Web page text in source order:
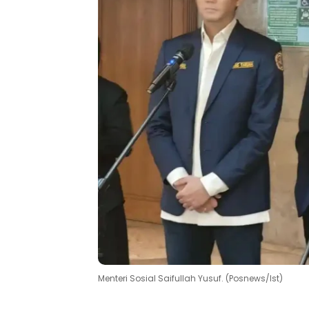
Menteri Sosial Saifullah Yusuf. (Posnews/Ist)